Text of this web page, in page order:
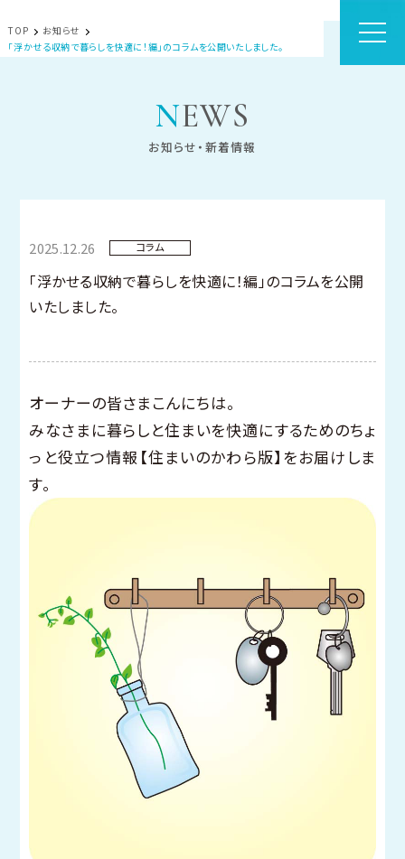
NEWS
お知らせ・新着情報
TOP
お知らせ
「浮かせる収納で暮らしを快適に！編」のコラムを公開いたしました。
2025.12.26 コラム
「浮かせる収納で暮らしを快適に！編」のコラムを公開
いたしました。
オーナーの皆さまこんにちは。
みなさまに暮らしと住まいを快適にするためのちょ
っと役立つ情報【住まいのかわら版】をお届けしま
す。